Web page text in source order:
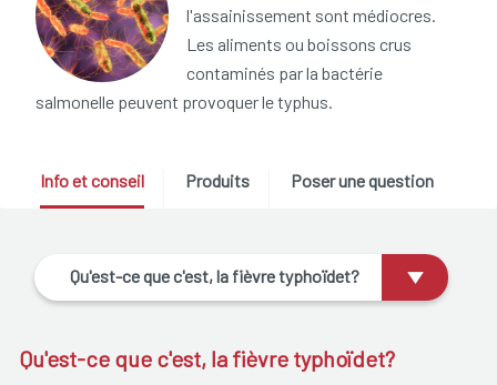
l'assainissement sont médiocres.
Les aliments ou boissons crus
contaminés par la bactérie
salmonelle peuvent provoquer le typhus.
Info et conseil Produits Poser une question
Qu'est-ce que c'est, la fièvre typhoïdet?
Qu'est-ce que c'est, la fièvre typhoïdet?